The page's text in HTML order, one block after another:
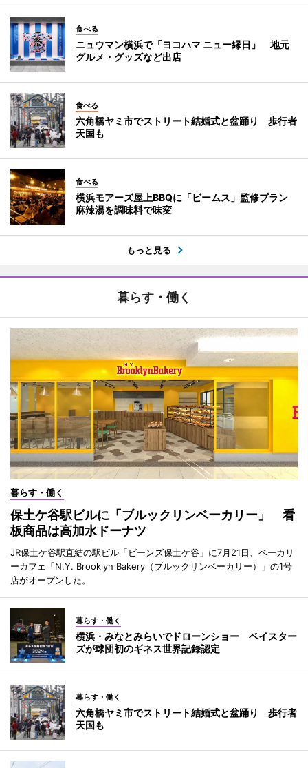
食べる
ニュウマン横浜で「ヨコハマ ニュー縁日」 地元
グルメ・グッズなど出店
食べる
六角橋ヤミ市でストリート結婚式と盆踊り 歩行者
天国も
食べる
横浜モアーズ屋上BBQに「ビームス」監修プラン
麻辣湯を調味料で味変
もっと見る
暮らす・働く
暮らす・働く
保土ケ谷駅ビルに「ブルックリンベーカリー」 看
板商品は高加水ドーナツ
JR保土ケ谷駅直結の駅ビル「ビーンズ保土ケ谷」に7月21日、ベーカリ
ーカフェ「N.Y. Brooklyn Bakery（ブルックリンベーカリー）」の1号
店がオープンした。
暮らす・働く
横浜・みなとみらいでドローンショー ベイスター
ズが球団初のギネス世界記録認定
暮らす・働く
六角橋ヤミ市でストリート結婚式と盆踊り 歩行者
天国も